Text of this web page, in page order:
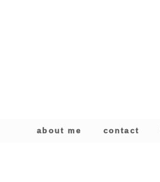
about me contact